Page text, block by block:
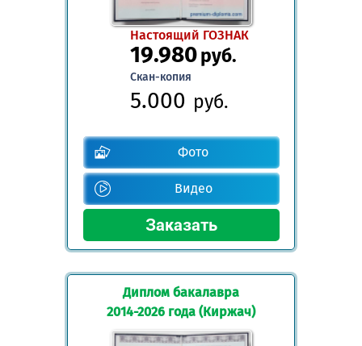
Настоящий ГОЗНАК
19.980руб.
Скан-копия
5.000 руб.
Фото
Видео
Диплом бакалавра
2014-2026 года (Киржач)